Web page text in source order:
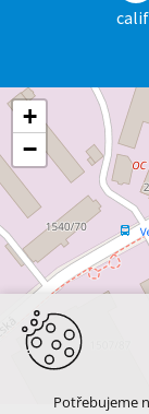
+
−
Potřebujeme